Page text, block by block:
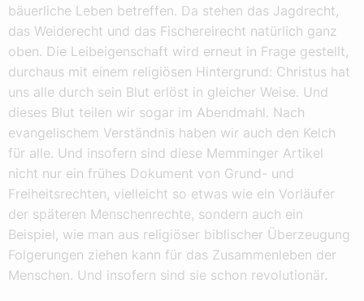
bäuerliche Leben betreffen. Da stehen das Jagdrecht,
das Weiderecht und das Fischereirecht natürlich ganz
oben. Die Leibeigenschaft wird erneut in Frage gestellt,
durchaus mit einem religiösen Hintergrund: Christus hat
uns alle durch sein Blut erlöst in gleicher Weise. Und
dieses Blut teilen wir sogar im Abendmahl. Nach
evangelischem Verständnis haben wir auch den Kelch
für alle. Und insofern sind diese Memminger Artikel
nicht nur ein frühes Dokument von Grund- und
Freiheitsrechten, vielleicht so etwas wie ein Vorläufer
der späteren Menschenrechte, sondern auch ein
Beispiel, wie man aus religiöser biblischer Überzeugung
Folgerungen ziehen kann für das Zusammenleben der
Menschen. Und insofern sind sie schon revolutionär.